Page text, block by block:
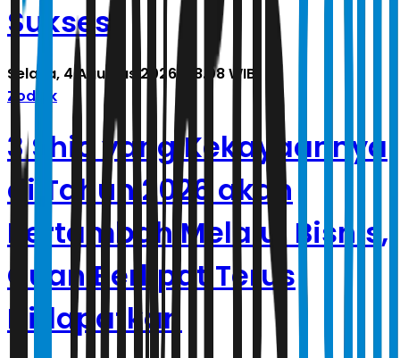
Sukses
Selasa, 4 Agustus 2026 | 18.08 WIB
Zodiak
3 Shio yang Kekayaannya
di Tahun 2026 akan
Bertambah Melalui Bisnis,
Cuan Berlipat Terus
Didapatkan